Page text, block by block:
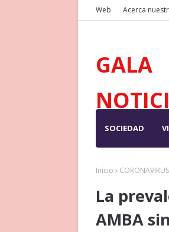
Web Acerca
GALA
SOCIEDAD
Inicio CORONAVIRUS
La
AMBA